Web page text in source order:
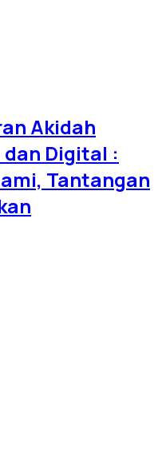
Akidah
dan Digital :
Tantangan